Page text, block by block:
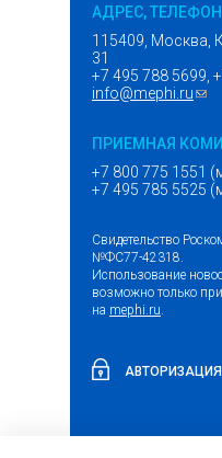
АДРЕС,
115409, Москва,
31
+7 495 788 5699,
info@mephi.ru
ПРИЕМНАЯ
+7 800 775 1551
+7 495 785 5525
Свидетельство
№ФС77-42318.
Использование
возможно только
на mephi.ru.
АВТОРИЗАЦИЯ